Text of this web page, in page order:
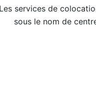
Les services de
sous le nom de